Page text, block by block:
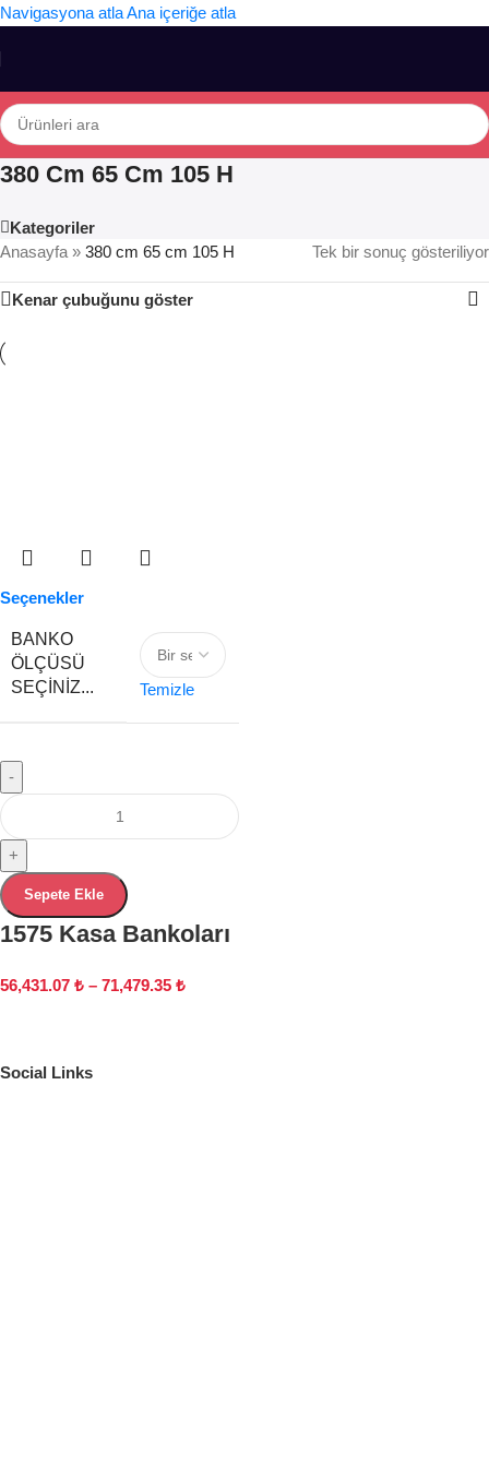
Navigasyona atlaAna içeriğe atla
380 Cm 65 Cm 105 H
Kategoriler
Anasayfa » 380 cm 65 cm 105 H Tek bir sonuç gösteriliyor
Kenar çubuğunu göster
Seçenekler
BANKO
ÖLÇÜSÜ
SEÇINIZ...
Temizle
-
+
Sepete Ekle
1575 Kasa Bankoları
56,431.07 ₺ – 71,479.35 ₺
Social Links